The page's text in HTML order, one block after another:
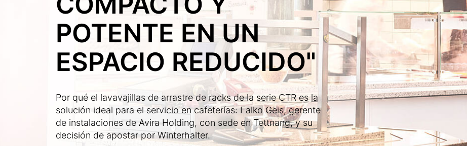
POTENTE EN UN
ESPACIO REDUCIDO"
Por qué el lavavajillas de arrastre de racks de la serie CTR es la
solución ideal para el servicio en cafeterías: Falko Geis, gerente
de instalaciones de Avira Holding, con sede en Tettnang, y su
decisión de apostar por Winterhalter.